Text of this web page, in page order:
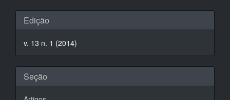
Detalhes
do
artigo
Edição
v. 13 n. 1 (2014)
Seção